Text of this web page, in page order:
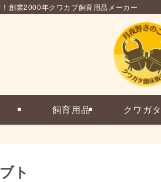
創業2000年クワカブ飼育用品メーカー
飼育用品 クワガ
ト